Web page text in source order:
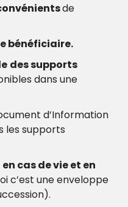
de
bénéficiaire.
des supports
dans une
d’Information
les supports
en cas de vie et en
c’est une enveloppe